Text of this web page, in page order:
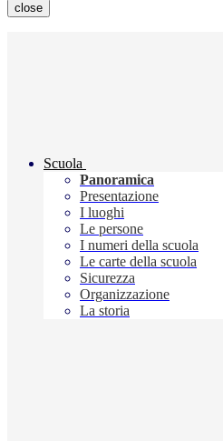
close
Scuola
Panoramica
Presentazione
I luoghi
Le persone
I numeri della scuola
Le carte della scuola
Sicurezza
Organizzazione
La storia